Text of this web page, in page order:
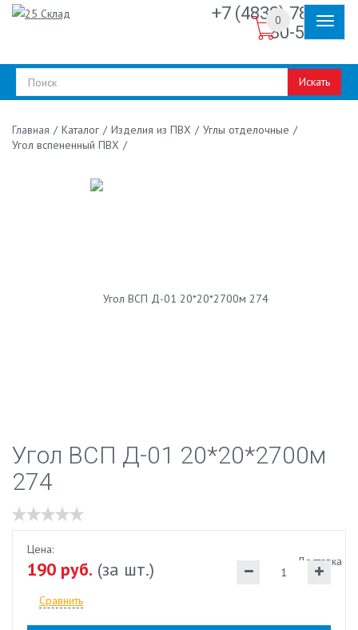
+7 (4832) 78-
30-50
Искать
0
Главная / Каталог / Изделия из ПВХ / Углы отделочные /
Угол вспененный ПВХ /
Угол ВСП Д-01 20*20*2700м
274
Доставка
Цена:
190 руб. (за шт.)
Сравнить